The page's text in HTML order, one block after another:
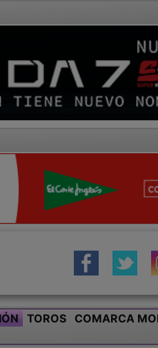
TOROS COMARCA